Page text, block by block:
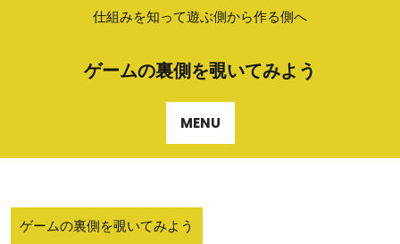
仕組みを知って遊ぶ側から作る側へ
ゲームの裏側を覗いてみよう
MENU
ゲームの裏側を覗いてみよう